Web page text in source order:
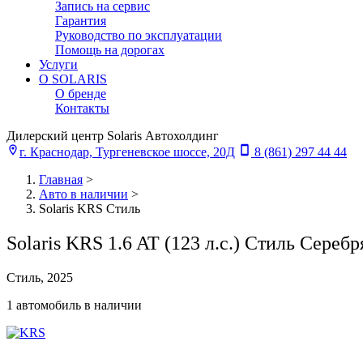
Запись на сервис
Гарантия
Руководство по эксплуатации
Помощь на дорогах
Услуги
О SOLARIS
О бренде
Контакты
Дилерский центр Solaris Автохолдинг
г. Краснодар, Тургеневское шоссе, 20Д
8 (861) 297 44 44
Главная >
Авто в наличии >
Solaris KRS Стиль
Solaris KRS 1.6 AT (123 л.с.) Стиль
Стиль, 2025
1 автомобиль в наличии